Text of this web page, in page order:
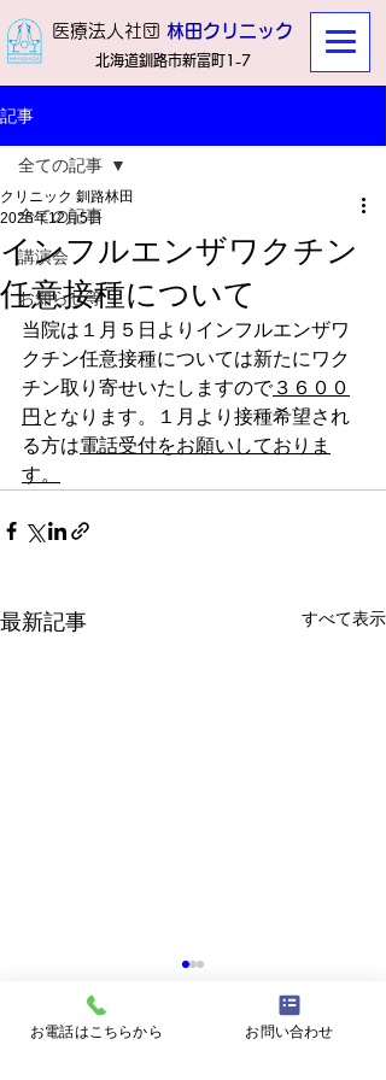
北海道釧路市新富町1-7
​医療法人社団 林田クリニック
記事
全ての記事
講演会
お知らせ等
全ての記事
インフルエンザワクチン
任意接種について
クリニック 釧路林田
2025年12月5日
当院は１月５日よりインフルエンザワ
クチン任意接種については新たにワク
チン取り寄せいたしますので３６００
円 となります。１月より接種希望され
る方は電話受付をお願いしておりま
す。
最新記事 すべて表示
来診療再開
お電話はこちらから お問い合わせ